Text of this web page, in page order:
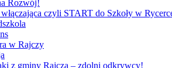
Rozwój!
czyli START do Szkoły w
w Rajczy
z gminy Rajcza – zdolni odkrywcy!